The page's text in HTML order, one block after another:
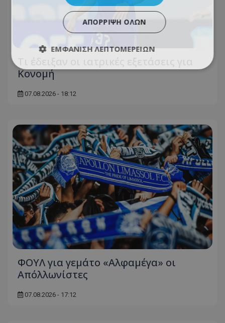
Κονομή
07.08.2026 - 18:12
ΦΟΥΛ για γεμάτο «Αλφαμέγα» οι
Απόλλωνίστες
07.08.2026 - 17:12
ΑΠΌΡΡΙΨΗ ΌΛΩΝ
ΕΜΦΆΝΙΣΗ ΛΕΠΤΟΜΕΡΕΙΏΝ